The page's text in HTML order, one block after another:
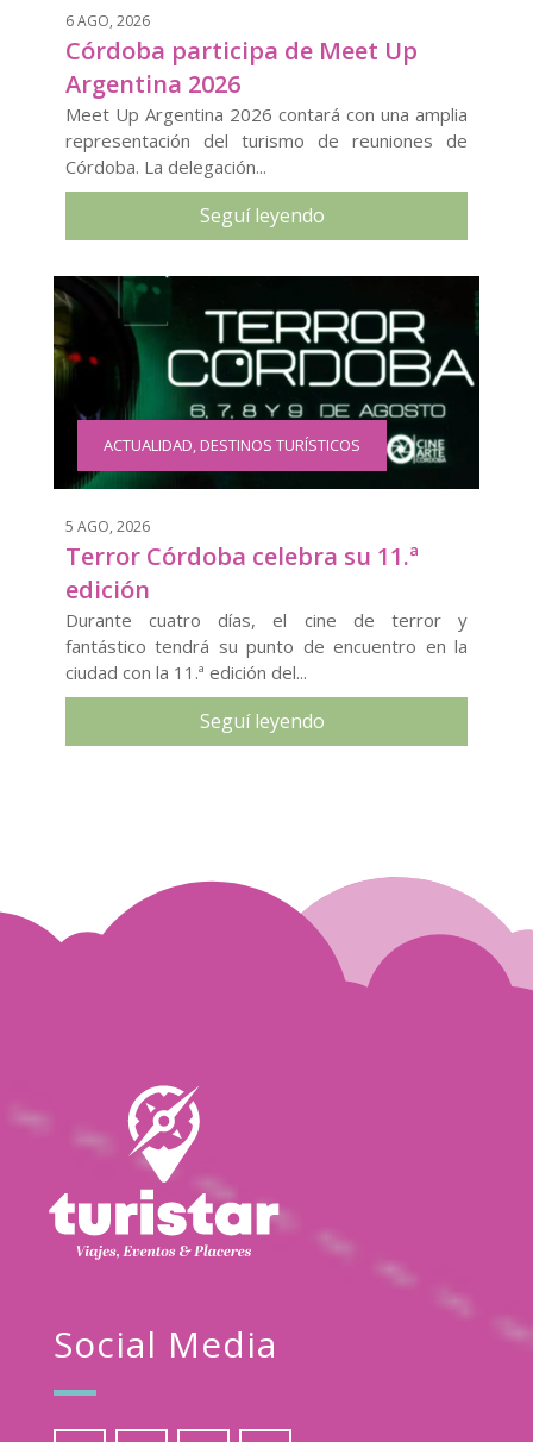
6 AGO, 2026
Córdoba participa de Meet Up
Argentina 2026
Meet Up Argentina 2026 contará con una amplia
representación del turismo de reuniones de
Córdoba. La delegación...
Seguí leyendo
ACTUALIDAD,DESTINOS TURÍSTICOS
5 AGO, 2026
Terror Córdoba celebra su 11.ª
edición
Durante cuatro días, el cine de terror y
fantástico tendrá su punto de encuentro en la
ciudad con la 11.ª edición del...
Seguí leyendo
Social Media